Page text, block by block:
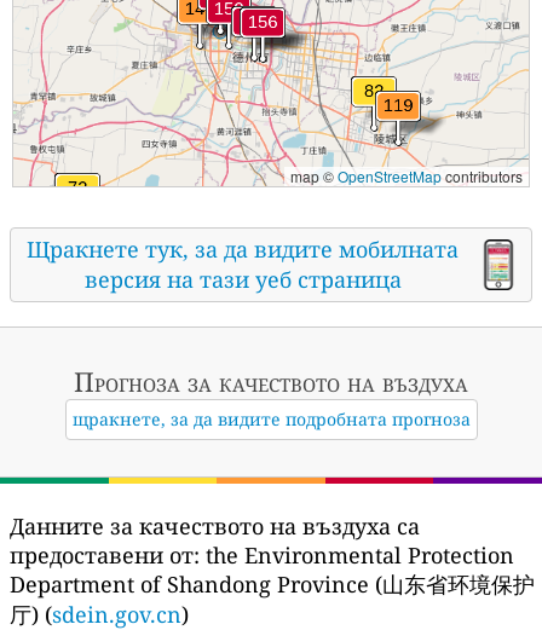
map ©OpenStreetMapcontributors
Щракнете тук, за да видите мобилната
версия на тази уеб страница
Прогноза за качеството на въздуха
щракнете, за да видите подробната прогноза
Данните за качеството на въздуха са
предоставени от: the Environmental Protection
Department of Shandong Province (山东省环境保护
厅) (sdein.gov.cn)